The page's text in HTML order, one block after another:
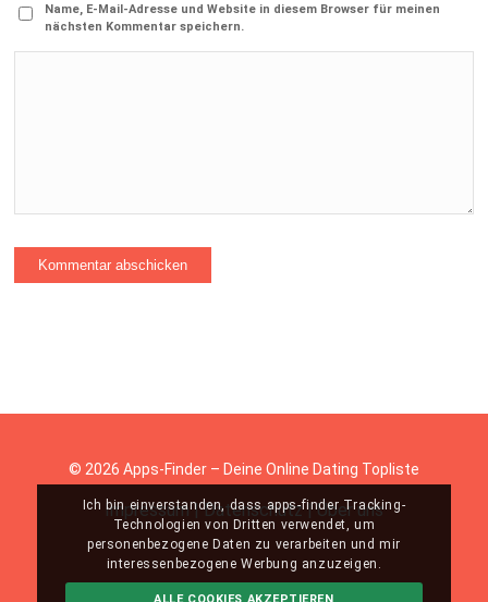
Name, E-Mail-Adresse und Website in diesem Browser für meinen
nächsten Kommentar speichern.
© 2026 Apps-Finder – Deine Online Dating Topliste
Impressum|Datenschutz|Über uns
Ich bin einverstanden, dass apps-finder Tracking-
Technologien von Dritten verwendet, um
personenbezogene Daten zu verarbeiten und mir
interessenbezogene Werbung anzuzeigen.